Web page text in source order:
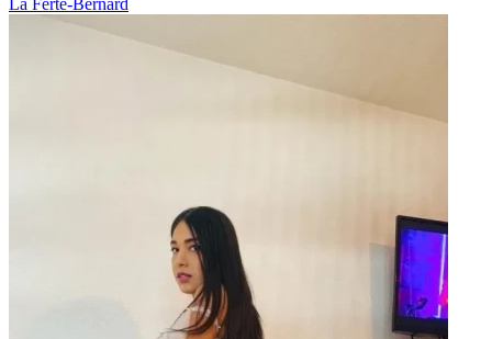
La Ferté-Bernard